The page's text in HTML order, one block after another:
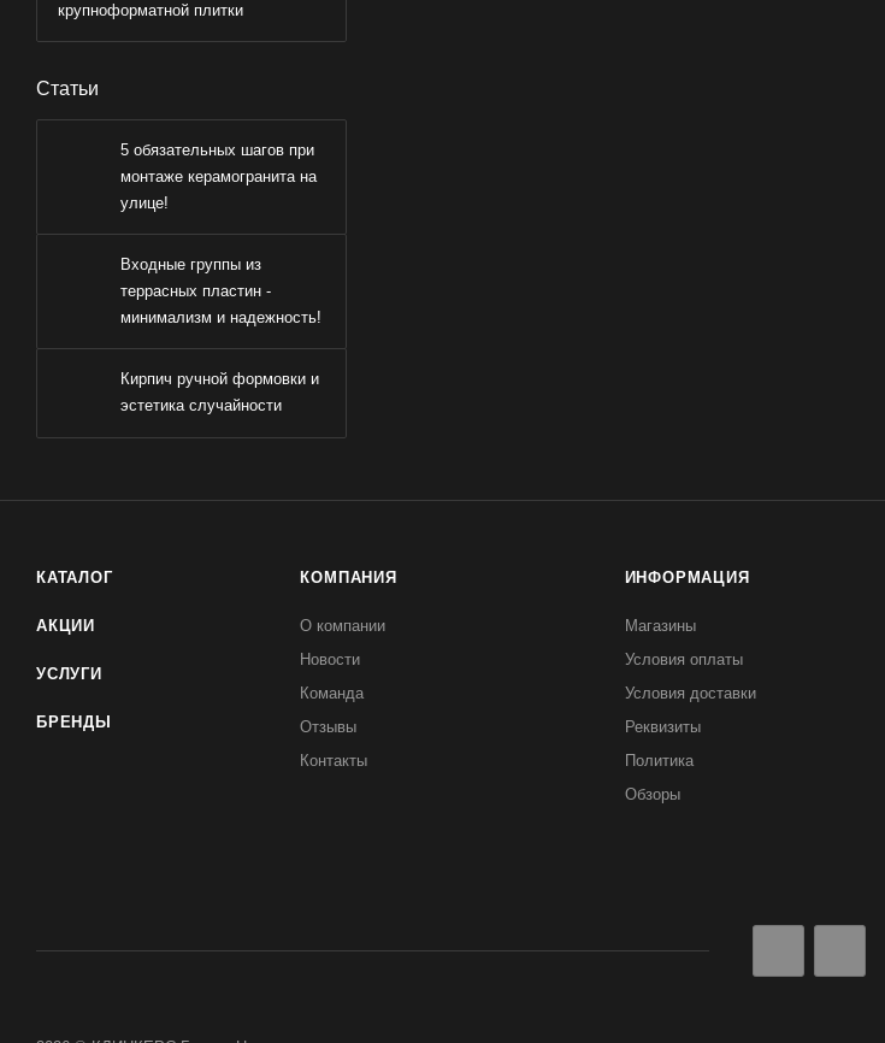
крупноформатной плитки
Статьи
5 обязательных шагов при
монтаже керамогранита на
улице!
Входные группы из
террасных пластин -
минимализм и надежность!
Кирпич ручной формовки и
эстетика случайности
КАТАЛОГ
АКЦИИ
УСЛУГИ
БРЕНДЫ
КОМПАНИЯ
О компании
Новости
Команда
Отзывы
Контакты
ИНФОРМАЦИЯ
Магазины
Условия оплаты
Условия доставки
Реквизиты
Политика
Обзоры